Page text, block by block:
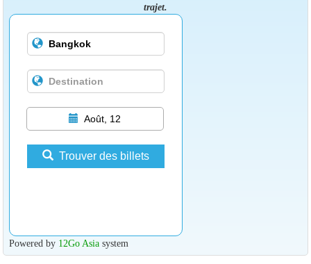
trajet.
Août, 12
Trouver des billets
Powered by 12Go Asiasystem